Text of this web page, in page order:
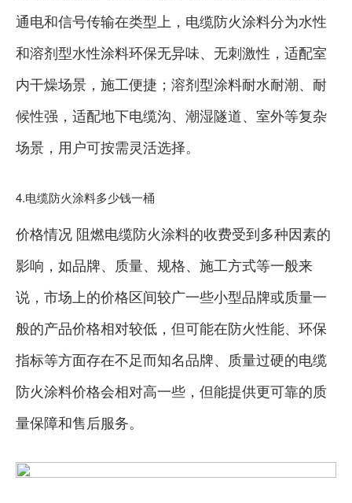
通电和信号传输在类型上，电缆防火涂料分为水性
和溶剂型水性涂料环保无异味、无刺激性，适配室
内干燥场景，施工便捷；溶剂型涂料耐水耐潮、耐
候性强，适配地下电缆沟、潮湿隧道、室外等复杂
场景，用户可按需灵活选择。
4.电缆防火涂料多少钱一桶
价格情况 阻燃电缆防火涂料的收费受到多种因素的
影响，如品牌、质量、规格、施工方式等一般来
说，市场上的价格区间较广一些小型品牌或质量一
般的产品价格相对较低，但可能在防火性能、环保
指标等方面存在不足而知名品牌、质量过硬的电缆
防火涂料价格会相对高一些，但能提供更可靠的质
量保障和售后服务。